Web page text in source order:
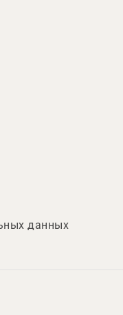
данных